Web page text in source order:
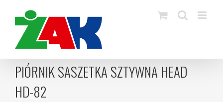
content
PIÓRNIK SASZETKA SZTYWNA HEAD
HD-82